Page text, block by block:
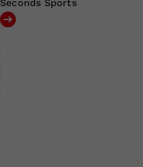
Seconds Sports